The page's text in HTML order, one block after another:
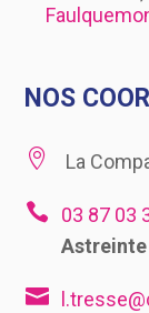
NOS
 La

03 87 03
Astreinte
